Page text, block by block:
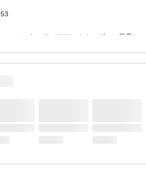
53
スマホスタンド・ドリンクホルダー・日乃